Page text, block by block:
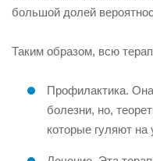
большой долей
Таким образом, всю
Профилактика. Она
болезни, но,
которые гуляют на